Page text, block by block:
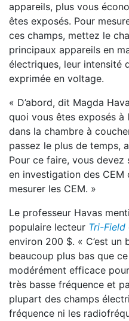
appareils, plus vous
êtes exposés. Pour
ces champs, mettez le
principaux appareils en
électriques, leur intensité
exprimée en voltage.
« D’abord, dit Magda
quoi vous êtes exposés à
dans la chambre à
passez le plus de temps,
Pour ce faire, vous
en investigation des
mesurer les CEM. »
Le professeur Havas
populaire lecteur Tri-Field
environ 200 $. « C’est un
beaucoup plus bas que
modérément efficace
très basse fréquence et
plupart des champs
fréquence ni les